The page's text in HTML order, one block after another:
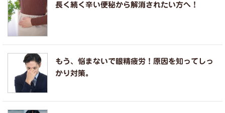
長く続く辛い便秘から解消されたい方へ！
もう、悩まないで眼精疲労！原因を知ってしっ
かり対策。